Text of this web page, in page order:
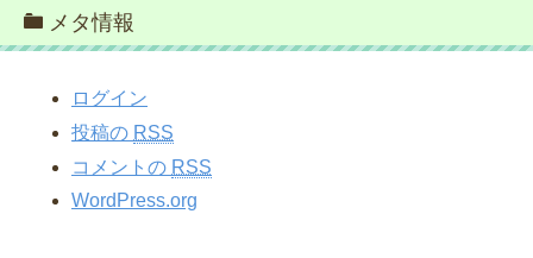
メタ情報
ログイン
投稿の RSS
コメントの RSS
WordPress.org